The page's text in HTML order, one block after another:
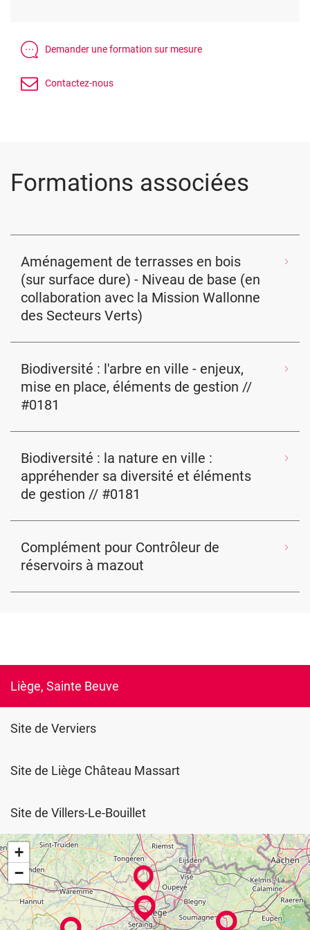
Formations associées
Aménagement de terrasses en bois
(sur surface dure) - Niveau de base (en
collaboration avec la Mission Wallonne
des Secteurs Verts)
Biodiversité : l'arbre en ville - enjeux,
mise en place, éléments de gestion //
#0181
Biodiversité : la nature en ville :
appréhender sa diversité et éléments
de gestion // #0181
Complément pour Contrôleur de
réservoirs à mazout
+
−
Liège, Sainte Beuve
Site de Verviers
Site de Liège Château Massart
Site de Villers-Le-Bouillet